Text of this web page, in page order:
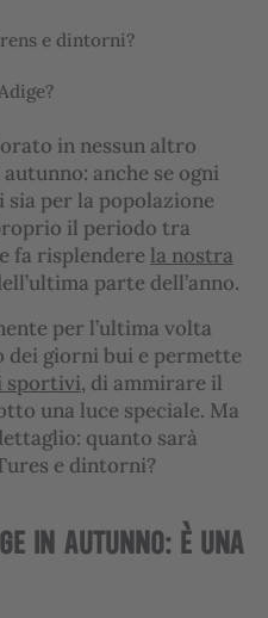
e dintorni?
in nessun altro
anche se ogni
sia per la popolazione
il periodo tra
fa risplendere la nostra
parte dell’anno.
per l’ultima volta
dei giorni bui e permette
sportivi, di ammirare il
una luce speciale. Ma
quanto sarà
e dintorni?
IN AUTUNNO: È UNA